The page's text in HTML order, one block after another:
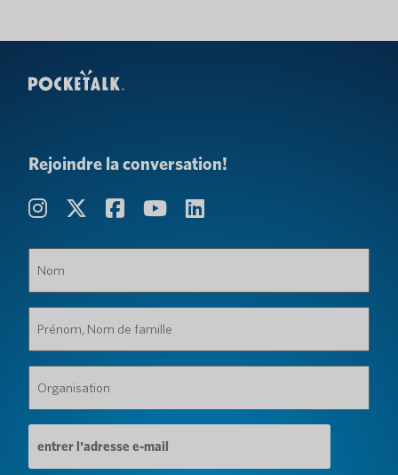
Rejoindre la conversation!
(Obligatoire)
Nom
de
famille
(Obligatoire)
(Obligatoire)
Adresse
e-
mail